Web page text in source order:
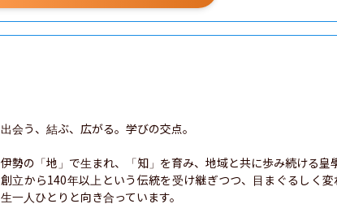
出会う、結ぶ、広がる。学びの交点。
伊勢の「地」で生まれ、「知」を育み、地域と共に歩み続ける皇
創立から140年以上という伝統を受け継ぎつつ、目まぐるしく
生一人ひとりと向き合っています。